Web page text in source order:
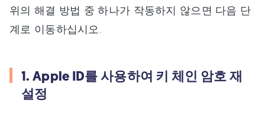
위의 해결 방법 중 하나가 작동하지 않으면 다음 단
계로 이동하십시오.
1. Apple ID를 사용하여 키 체인 암호 재
설정